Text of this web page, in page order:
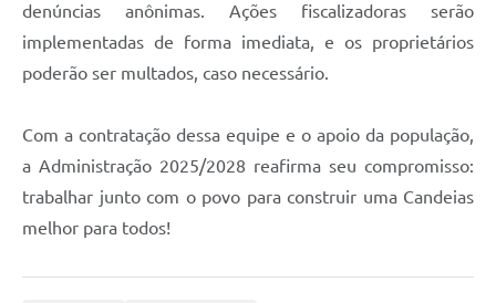
Transparência dos recursos municipais empregado no
combate à pandemia do COVID -19
Lei Aldir Blanc
Prestação de Contas Secretária de Saúde
denúncias anônimas. Ações fiscalizadoras serão
implementadas de forma imediata, e os proprietários
poderão ser multados, caso necessário.
Com a contratação dessa equipe e o apoio da população,
a Administração 2025/2028 reafirma seu compromisso:
trabalhar junto com o povo para construir uma Candeias
melhor para todos!